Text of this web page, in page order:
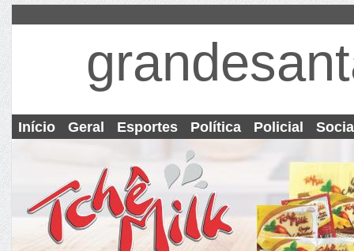
Início Geral Esportes Política Policial